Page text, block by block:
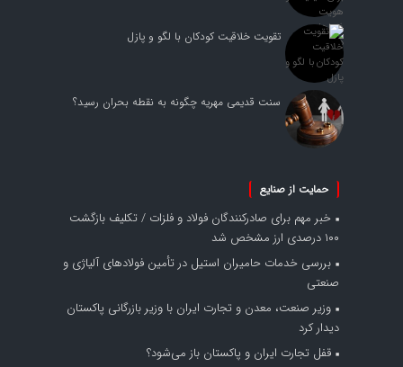
تقویت خلاقیت کودکان با لگو و پازل
سنت قدیمی مهریه چگونه به نقطه بحران رسید؟
حمایت از صنایع
خبر مهم برای صادرکنندگان فولاد و فلزات / تکلیف بازگشت
۱۰۰ درصدی ارز مشخص شد
بررسی خدمات حامیران استیل در تأمین فولادهای آلیاژی و
صنعتی
وزیر صنعت، معدن و تجارت ایران با وزیر بازرگانی پاکستان
دیدار کرد
قفل تجارت ایران و پاکستان باز می‌شود؟